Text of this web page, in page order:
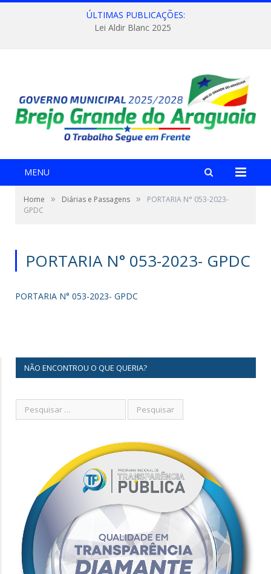
ÚLTIMAS PUBLICAÇÕES:
Lei Aldir Blanc 2025
MENU
Home » Diárias e Passagens »
PORTARIA N° 053-2023-
GPDC
PORTARIA N° 053-2023- GPDC
PORTARIA N° 053-2023- GPDC
NÃO ENCONTROU O QUE QUERIA?